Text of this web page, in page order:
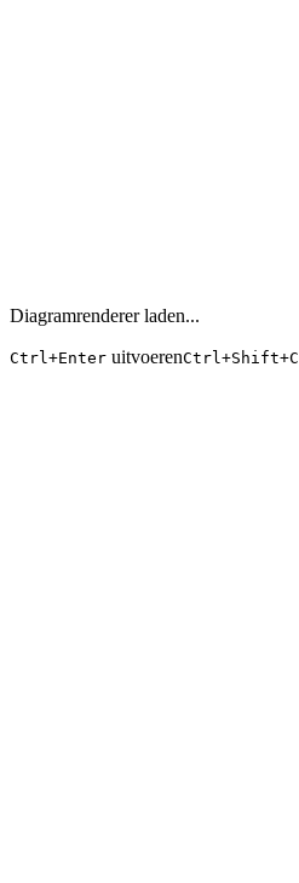
Diagramrenderer laden...
Ctrl+Enter uitvoerenCtrl+Shift+C